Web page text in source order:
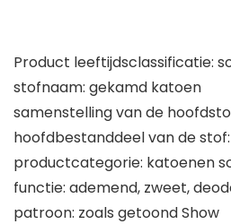
Product leeftijdsclassificatie:
stofnaam: gekamd katoen
samenstelling van de
hoofdbestanddeel van de
productcategorie: katoenen
functie: ademend, zweet,
patroon: zoals getoond Show